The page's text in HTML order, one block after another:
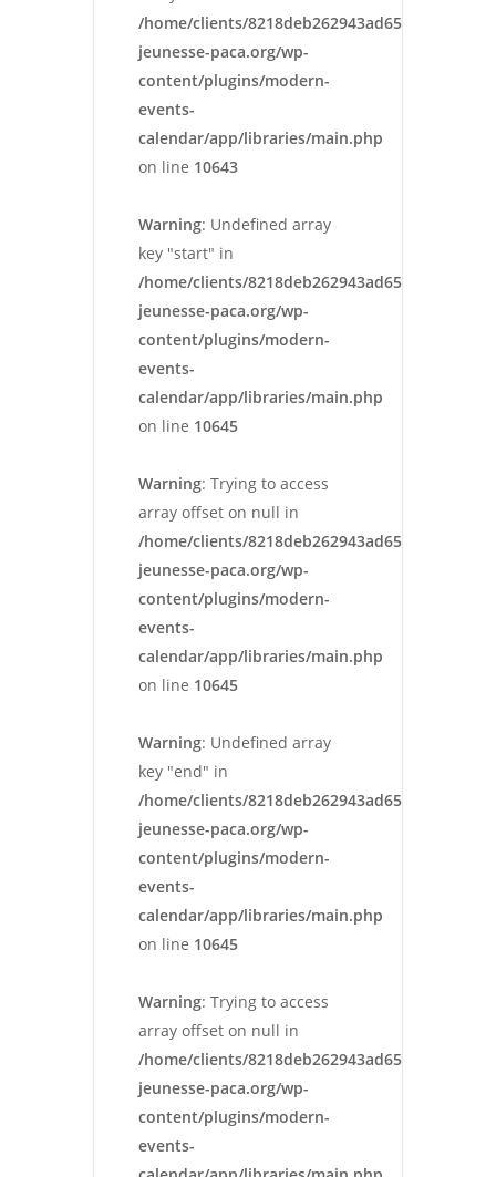
/home/clients/
jeunesse-paca.org/wp-
content/plugins/modern-
events-
calendar/app/libraries/main.php
on line 10643
Warning: Undefined array
key "start" in
/home/clients/
jeunesse-paca.org/wp-
content/plugins/modern-
events-
calendar/app/libraries/main.php
on line 10645
Warning: Trying to access
array offset on null in
/home/clients/
jeunesse-paca.org/wp-
content/plugins/modern-
events-
calendar/app/libraries/main.php
on line 10645
Warning: Undefined array
key "end" in
/home/clients/
jeunesse-paca.org/wp-
content/plugins/modern-
events-
calendar/app/libraries/main.php
on line 10645
Warning: Trying to access
array offset on null in
/home/clients/
jeunesse-paca.org/wp-
content/plugins/modern-
events-